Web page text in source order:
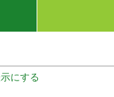
にする